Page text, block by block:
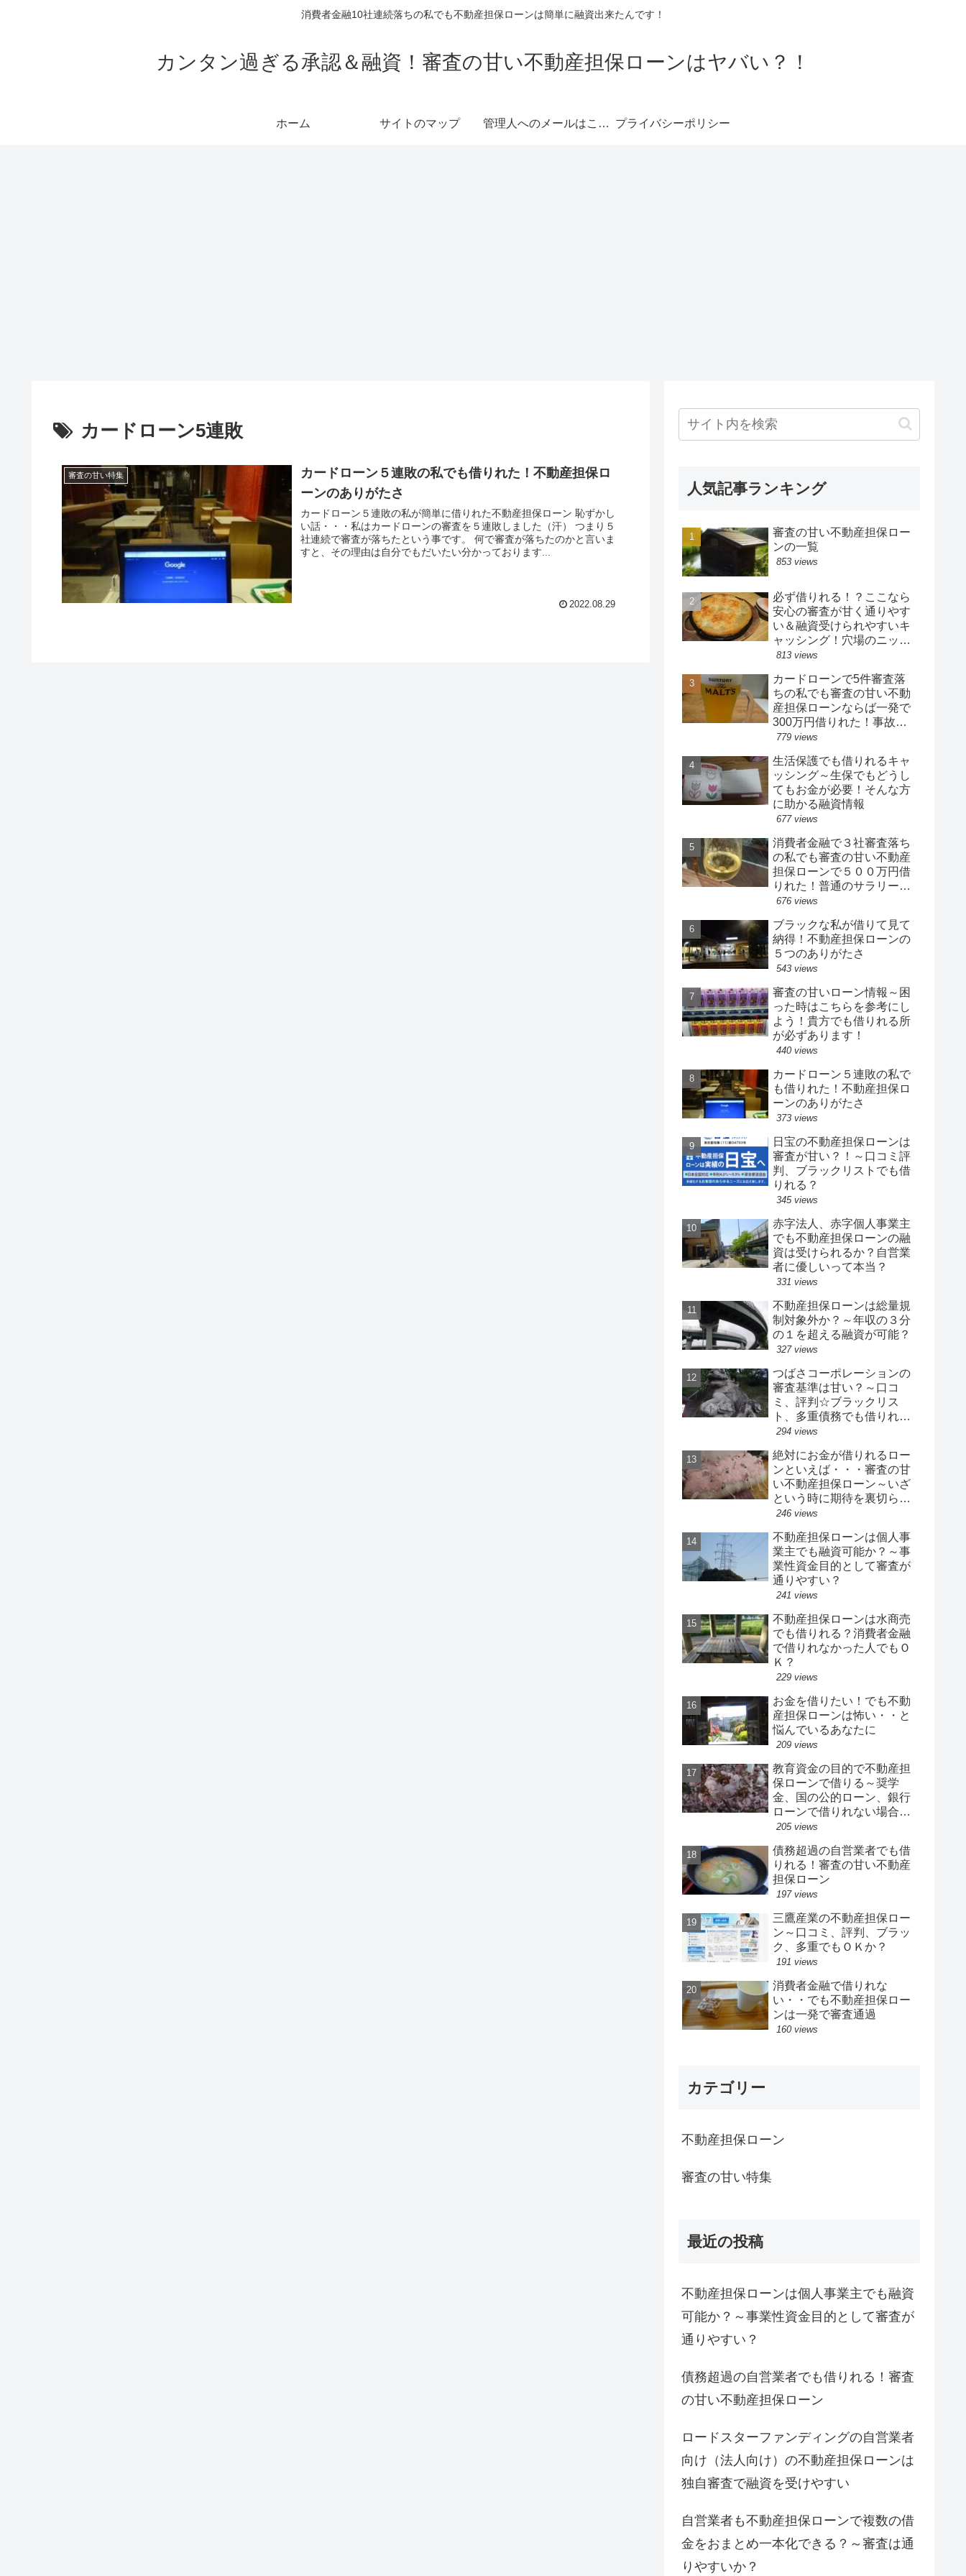
消費者金融10社連続落ちの私でも不動産担保ローンは簡単に融資出来たんです！
カンタン過ぎる承認＆融資！審査の甘い不動産担保ローンはヤバい？！
ホーム サイトのマップ 管理人へのメールはこちら プライバシーポリシー
カードローン5連敗
審査の甘い特集
カードローン５連敗の私でも借りれた！不動産担保ロ
ーンのありがたさ
カードローン５連敗の私が簡単に借りれた不動産担保ローン 恥ずかし
い話・・・私はカードローンの審査を５連敗しました（汗） つまり５
社連続で審査が落ちたという事です。 何で審査が落ちたのかと言いま
すと、その理由は自分でもだいたい分かっております...
2022.08.29
人気記事ランキング
審査の甘い不動産担保ロー
ンの一覧
853 views
必ず借りれる！？ここなら
安心の審査が甘く通りやす
い＆融資受けられやすいキ
ャッシング！穴場のニッチ
消費者金融業者で効率よく
813 views
カードローンで5件審査落
ちの私でも審査の甘い不動
産担保ローンならば一発で
300万円借りれた！事故歴
あったけど融資成功！
779 views
生活保護でも借りれるキャ
ッシング～生保でもどうし
てもお金が必要！そんな方
に助かる融資情報
677 views
消費者金融で３社審査落ち
の私でも審査の甘い不動産
担保ローンで５００万円借
りれた！普通のサラリーマ
ンでも簡単に融資受けられ
676 views
ブラックな私が借りて見て
納得！不動産担保ローンの
５つのありがたさ
543 views
審査の甘いローン情報～困
った時はこちらを参考にし
よう！貴方でも借りれる所
が必ずあります！
440 views
カードローン５連敗の私で
も借りれた！不動産担保ロ
ーンのありがたさ
373 views
日宝の不動産担保ローンは
審査が甘い？！～口コミ評
判、ブラックリストでも借
りれる？
345 views
赤字法人、赤字個人事業主
でも不動産担保ローンの融
資は受けられるか？自営業
者に優しいって本当？
331 views
不動産担保ローンは総量規
制対象外か？～年収の３分
の１を超える融資が可能？
327 views
つばさコーポレーションの
審査基準は甘い？～口コ
ミ、評判☆ブラックリス
ト、多重債務でも借りれ
る？
294 views
絶対にお金が借りれるロー
ンといえば・・・審査の甘
い不動産担保ローン～いざ
という時に期待を裏切らな
い確実融資の有担保ローン
246 views
不動産担保ローンは個人事
業主でも融資可能か？～事
業性資金目的として審査が
通りやすい？
241 views
不動産担保ローンは水商売
でも借りれる？消費者金融
で借りれなかった人でもＯ
Ｋ？
229 views
お金を借りたい！でも不動
産担保ローンは怖い・・と
悩んでいるあなたに
209 views
教育資金の目的で不動産担
保ローンで借りる～奨学
金、国の公的ローン、銀行
ローンで借りれない場合
は？
205 views
債務超過の自営業者でも借
りれる！審査の甘い不動産
担保ローン
197 views
三鷹産業の不動産担保ロー
ン～口コミ、評判、ブラッ
ク、多重でもＯＫか？
191 views
消費者金融で借りれな
い・・でも不動産担保ロー
ンは一発で審査通過
160 views
カテゴリー
不動産担保ローン
審査の甘い特集
最近の投稿
不動産担保ローンは個人事業主でも融資
可能か？～事業性資金目的として審査が
通りやすい？
債務超過の自営業者でも借りれる！審査
の甘い不動産担保ローン
ロードスターファンディングの自営業者
向け（法人向け）の不動産担保ローンは
独自審査で融資を受けやすい
自営業者も不動産担保ローンで複数の借
金をおまとめ一本化できる？～審査は通
りやすいか？